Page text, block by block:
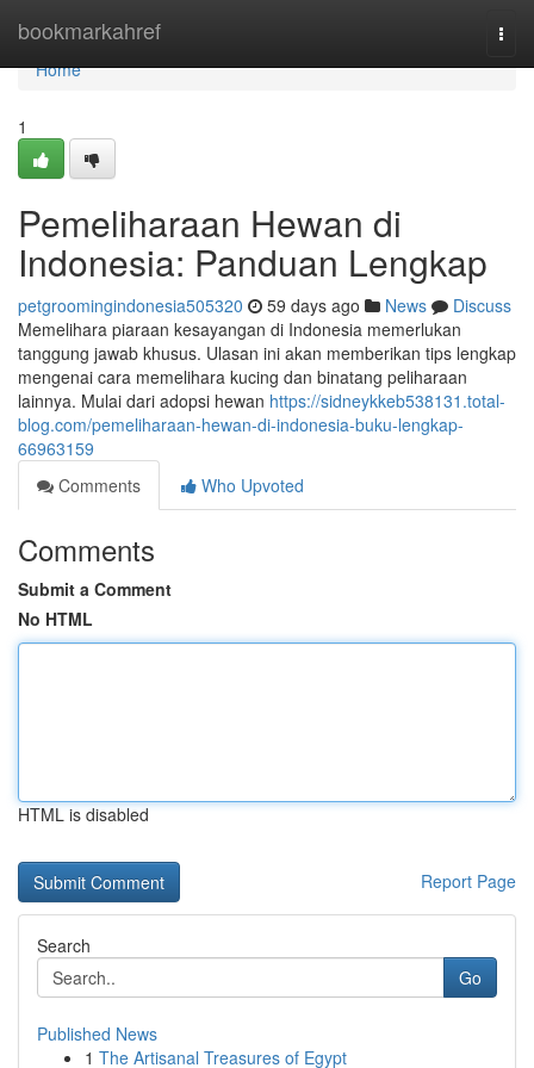
bookmarkahref
Home
Home
1
Pemeliharaan Hewan di
Indonesia: Panduan Lengkap
petgroomingindonesia505320 59 days ago News
Discuss
Memelihara piaraan kesayangan di Indonesia memerlukan
tanggung jawab khusus. Ulasan ini akan memberikan tips lengkap
mengenai cara memelihara kucing dan binatang peliharaan
lainnya. Mulai dari adopsi hewan https://sidneykkeb538131.total-
blog.com/pemeliharaan-hewan-di-indonesia-buku-lengkap-
66963159
Comments
Who Upvoted
Comments
Submit a Comment
No HTML
HTML is disabled
Report Page
Search
Go
Published News
1 The Artisanal Treasures of Egypt